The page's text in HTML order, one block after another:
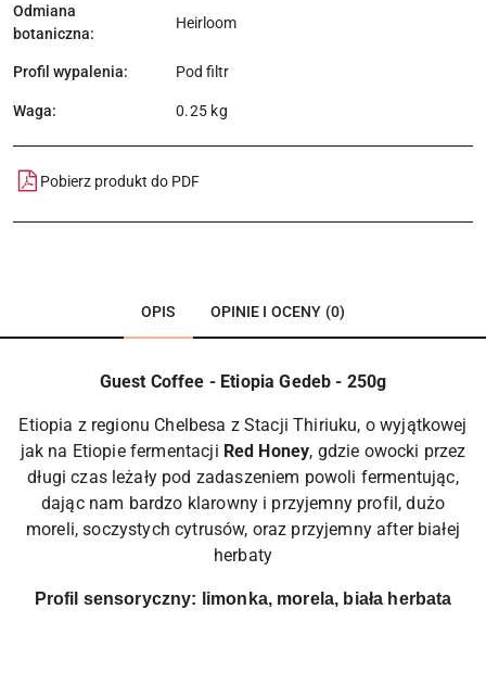
Odmiana
botaniczna:
Heirloom
Profil wypalenia: Pod filtr
Waga: 0.25 kg
Pobierz produkt do PDF
OPIS OPINIE I OCENY (0)
Guest Coffee - Etiopia Gedeb - 250g
Etiopia z regionu Chelbesa z Stacji Thiriuku, o wyjątkowej
jak na Etiopie fermentacji Red Honey, gdzie owocki przez
długi czas leżały pod zadaszeniem powoli fermentując,
dając nam bardzo klarowny i przyjemny profil, dużo
moreli, soczystych cytrusów, oraz przyjemny after białej
herbaty
Profil sensoryczny: limonka, morela, biała herbata